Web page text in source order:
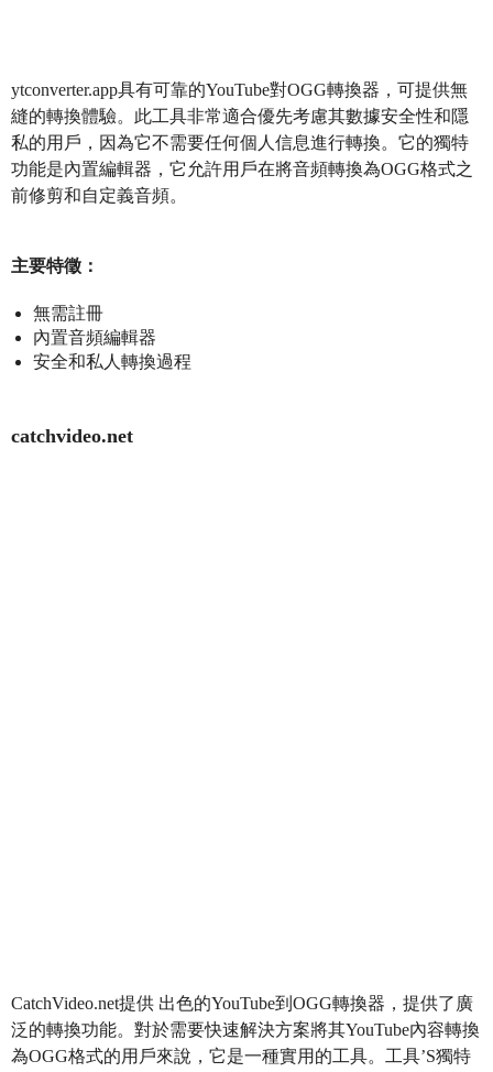
ytconverter.app具有可靠的YouTube對OGG轉換器，可提供無
縫的轉換體驗。此工具非常適合優先考慮其數據安全性和隱
私的用戶，因為它不需要任何個人信息進行轉換。它的獨特
功能是內置編輯器，它允許用戶在將音頻轉換為OGG格式之
前修剪和自定義音頻。
主要特徵：
無需註冊
內置音頻編輯器
安全和私人轉換過程
catchvideo.net
CatchVideo.net提供 出色的YouTube到OGG轉換器，提供了廣
泛的轉換功能。對於需要快速解決方案將其YouTube內容轉換
為OGG格式的用戶來說，它是一種實用的工具。工具’S獨特